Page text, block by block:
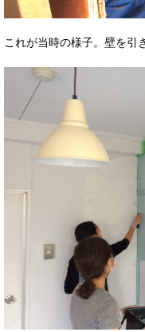
これが当時の様子。壁を引